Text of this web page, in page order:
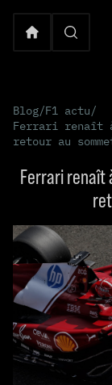
Blog/F1 actu/
Ferrari renaît
retour au
Ferrari renaît